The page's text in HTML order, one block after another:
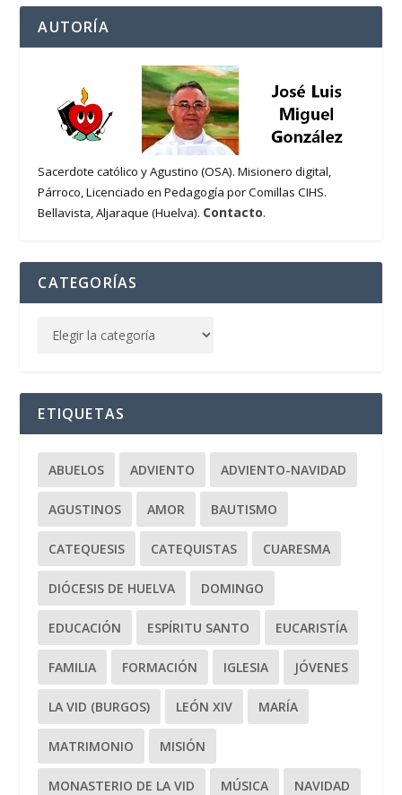
AUTORÍA
Sacerdote católico y Agustino (OSA). Misionero digital,
Párroco, Licenciado en Pedagogía por Comillas CIHS.
Bellavista, Aljaraque (Huelva). Contacto.
CATEGORÍAS
ETIQUETAS
ABUELOS ADVIENTO ADVIENTO-NAVIDAD
AGUSTINOS AMOR BAUTISMO
CATEQUESIS CATEQUISTAS CUARESMA
DIÓCESIS DE HUELVA DOMINGO
EDUCACIÓN ESPÍRITU SANTO EUCARISTÍA
FAMILIA FORMACIÓN IGLESIA JÓVENES
LA VID (BURGOS) LEÓN XIV MARÍA
MATRIMONIO MISIÓN
MONASTERIO DE LA VID MÚSICA NAVIDAD